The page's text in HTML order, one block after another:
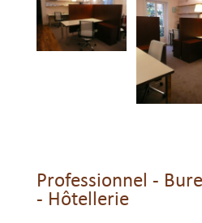
Professionnel -
- Hôtellerie